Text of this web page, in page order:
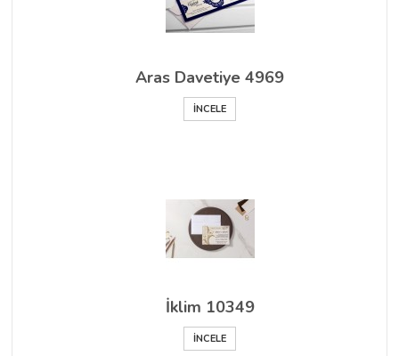
Aras Davetiye 4969
İNCELE
İklim 10349
İNCELE